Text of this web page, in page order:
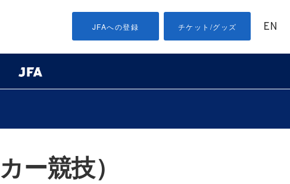
JFAへの登録 チケット/グッズ EN
ー競技）